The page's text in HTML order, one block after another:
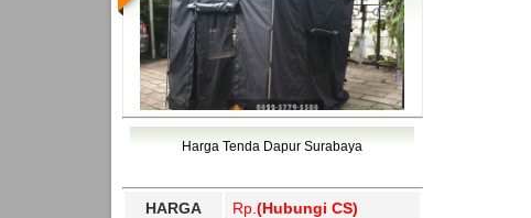
Harga Tenda Dapur Surabaya
HARGA Rp. (Hubungi CS)